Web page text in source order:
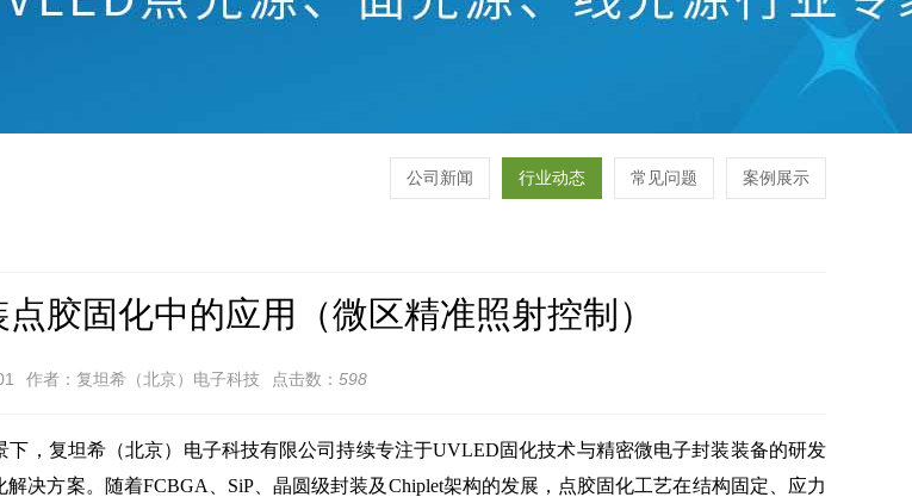
公司新闻 行业动态 常见问题 案例展示
胶固化中的应用（微区精准照射控制）
作者：复坦希（北京）电子科技 点击数： 598
，复坦希（北京）电子科技有限公司持续专注于UVLED固化技术与精密微电子封装装备的研发
决方案。随着FCBGA、SiP、晶圆级封装及Chiplet架构的发展，点胶固化工艺在结构固定、应力